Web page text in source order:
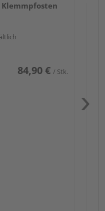
Klemmpfosten
84,90 € / Stk.